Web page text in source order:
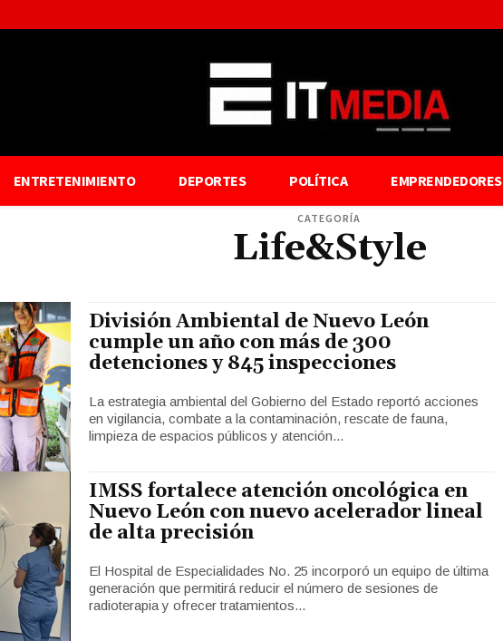
ENTRETENIMIENTO DEPORTES POLÍTICA EMPRENDEDORES
CATEGORÍA
Life&Style
División Ambiental de Nuevo León
cumple un año con más de 300
detenciones y 845 inspecciones
La estrategia ambiental del Gobierno del Estado reportó acciones
en vigilancia, combate a la contaminación, rescate de fauna,
limpieza de espacios públicos y atención...
IMSS fortalece atención oncológica en
Nuevo León con nuevo acelerador lineal
de alta precisión
El Hospital de Especialidades No. 25 incorporó un equipo de última
generación que permitirá reducir el número de sesiones de
radioterapia y ofrecer tratamientos...